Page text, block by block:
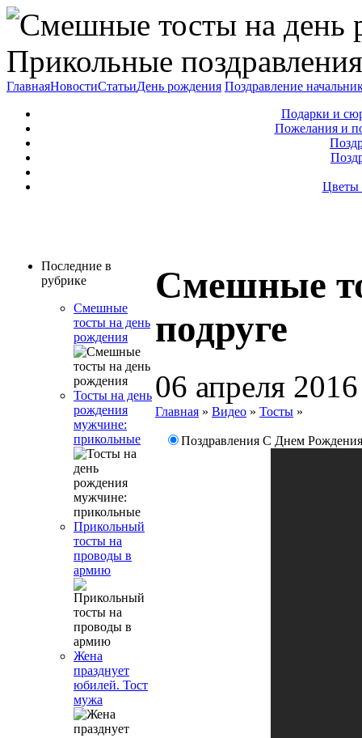
Прикольные
ГлавнаяНовостиСтатьиДень рождения Поздравление
Подарки и
Пожелания и
Цветы
Последние в
рубрике
Смешные
тосты на день
рождения
Тосты на день
рождения
мужчине:
прикольные
Прикольный
тосты на
проводы в
армию
Жена
празднует
юбилей. Тост
мужа
Смешные
подруге
06 апреля 2016
Главная » Видео » Тосты »
Поздравления С Днем